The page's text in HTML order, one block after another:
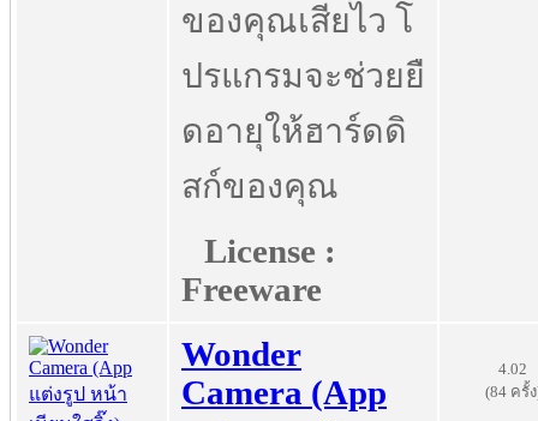
ของคุณเสียไว โ
ปรแกรมจะช่วยยื
ดอายุให้ฮาร์ดดิ
สก์ของคุณ
License :
Freeware
Wonder
Camera (App
4.02
(84 ครั้